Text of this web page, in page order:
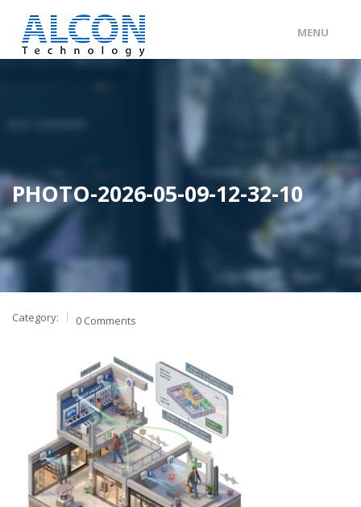
MENU
ENG / 中文
產品及服務
工程個案
聯絡我們
PHOTO-2026-05-09-12-32-10
Category: 0 Comments